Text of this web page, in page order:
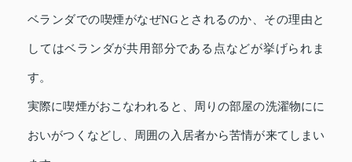
ベランダでの喫煙がなぜNGとされるのか、その理由と
してはベランダが共用部分である点などが挙げられま
す。
実際に喫煙がおこなわれると、周りの部屋の洗濯物にに
おいがつくなどし、周囲の入居者から苦情が来てしまい